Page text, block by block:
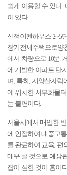
쉽게 이용할 수 있다.
이 있다.
신정이펜하우스 2~5
장기전세주택으로양
에서 차량으로 10분
에 개발한 아파트 단
며, 특히, 지양산자락
에 위치한 서부화물
는 불편이다.
서울시에서 매입한
에 인접하여 대중교
를 완료하여 교육, 편
매우 클 것으로 예상
잡이 심한 것이 흠이